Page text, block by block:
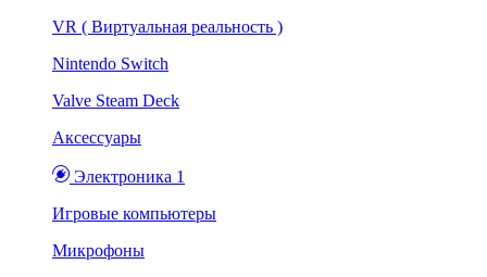
VR ( Виртуальная реальность )
Nintendo Switch
Valve Steam Deck
Аксессуары
Электроника 1
Игровые компьютеры
Микрофоны